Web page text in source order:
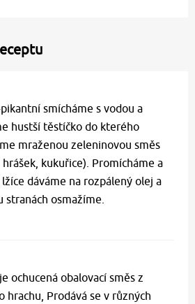
smícháme s vodou a
hustší těstíčko do kterého
mraženou zeleninovou směs
hrášek, kukuřice). Promícháme a
dáváme na rozpálený olej a
stranách osmažíme.
ochucená obalovací směs z
hrachu, Prodává se v různých